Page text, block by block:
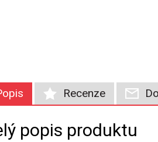
Recenze
popis produktu